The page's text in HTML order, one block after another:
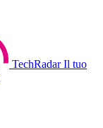
TechRadar Il tuo